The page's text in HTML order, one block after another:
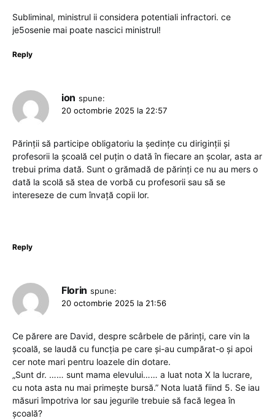
Subliminal, ministrul ii considera potentiali infractori. ce
je5osenie mai poate nascici ministrul!
Reply
ion spune:
20 octombrie 2025 la 22:57
Părinții să participe obligatoriu la ședințe cu diriginții și
profesorii la școală cel puțin o dată în fiecare an școlar, asta ar
trebui prima dată. Sunt o grămadă de părinți ce nu au mers o
dată la scolă să stea de vorbă cu profesorii sau să se
intereseze de cum învață copii lor.
Reply
Florin spune:
20 octombrie 2025 la 21:56
Ce părere are David, despre scârbele de părinți, care vin la
școală, se laudă cu funcția pe care și-au cumpărat-o și apoi
cer note mari pentru loazele din dotare.
„Sunt dr. …… sunt mama elevului…… a luat nota X la lucrare,
cu nota asta nu mai primește bursă.” Nota luată fiind 5. Se iau
măsuri împotriva lor sau jegurile trebuie să facă legea în
școală?